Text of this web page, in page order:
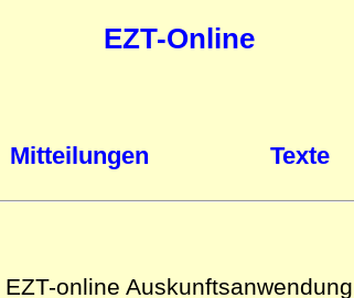
EZT-Online
Mitteilungen Texte
EZT-online Auskunftsanwendung